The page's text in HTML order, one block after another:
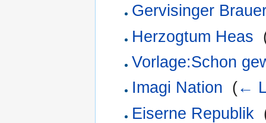
Gervisinger
Herzogtum Heas
Vorlage:Schon
Imagi Nation (←
Eiserne Republik